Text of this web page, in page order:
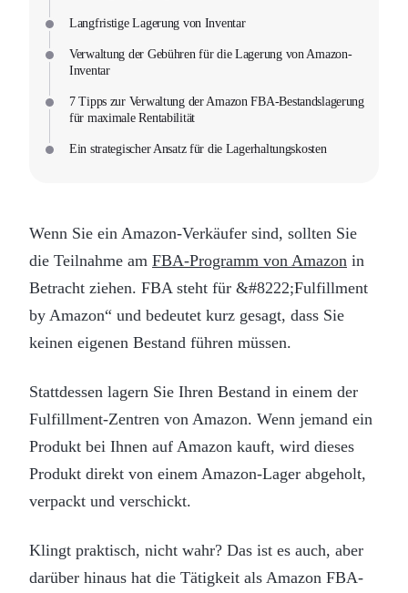
Langfristige Lagerung von Inventar
Verwaltung der Gebühren für die Lagerung von Amazon-
Inventar
7 Tipps zur Verwaltung der Amazon FBA-Bestandslagerung
für maximale Rentabilität
Ein strategischer Ansatz für die Lagerhaltungskosten
Wenn Sie ein Amazon-Verkäufer sind, sollten Sie
die Teilnahme am FBA-Programm von Amazon in
Betracht ziehen. FBA steht für &#8222;Fulfillment
by Amazon“ und bedeutet kurz gesagt, dass Sie
keinen eigenen Bestand führen müssen.
Stattdessen lagern Sie Ihren Bestand in einem der
Fulfillment-Zentren von Amazon. Wenn jemand ein
Produkt bei Ihnen auf Amazon kauft, wird dieses
Produkt direkt von einem Amazon-Lager abgeholt,
verpackt und verschickt.
Klingt praktisch, nicht wahr? Das ist es auch, aber
darüber hinaus hat die Tätigkeit als Amazon FBA-